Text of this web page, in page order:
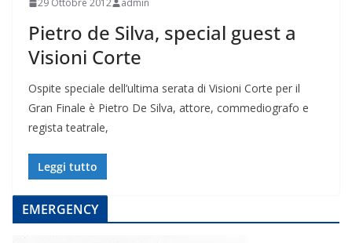
29 Ottobre 2012 admin
Pietro de Silva, special guest a
Visioni Corte
Ospite speciale dell’ultima serata di Visioni Corte per il
Gran Finale è Pietro De Silva, attore, commediografo e
regista teatrale,
Leggi tutto
EMERGENCY